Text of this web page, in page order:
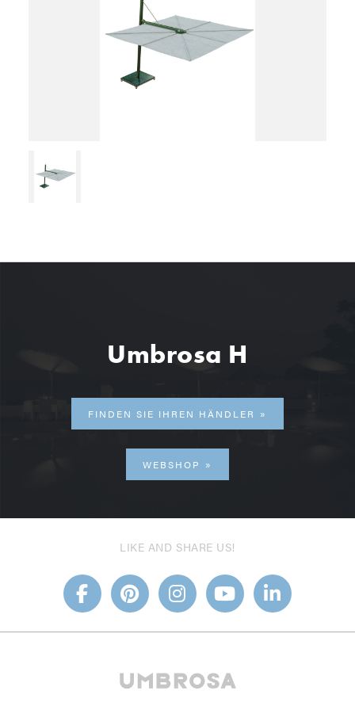
Umbrosa H
FINDEN SIE IHREN HÄNDLER
WEBSHOP
LIKE AND SHARE US!